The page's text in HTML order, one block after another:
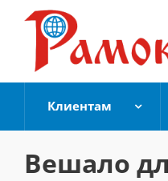
Клиентам
Вешало